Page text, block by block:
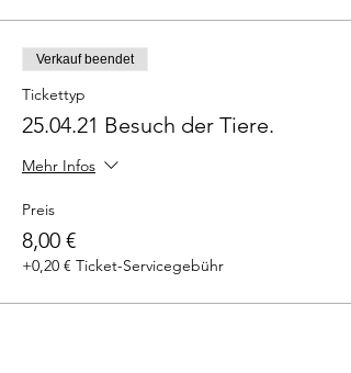
Verkauf beendet
Tickettyp
25.04.21 Besuch der Tiere.
Mehr Infos
Preis
8,00 €
+0,20 € Ticket-Servicegebühr